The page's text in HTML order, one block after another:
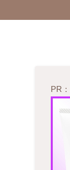
PR：